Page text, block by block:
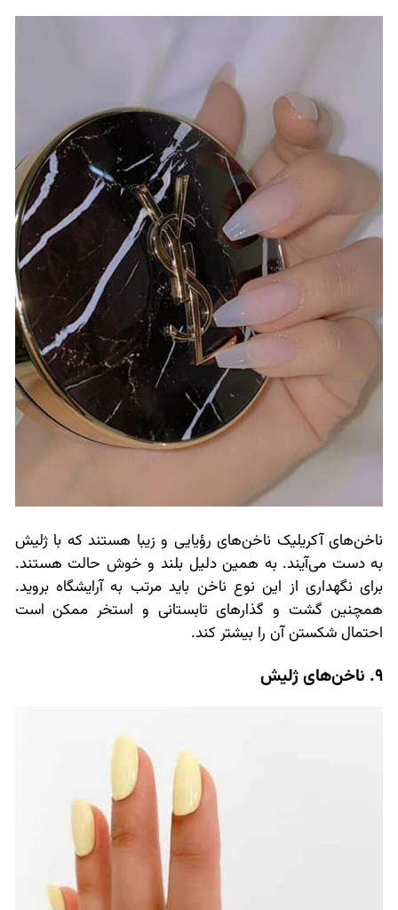
ناخن‌های آکریلیک ناخن‌های رؤیایی و زیبا هستند که با ژلیش
به دست می‌آیند. به همین دلیل بلند و خوش حالت هستند.
برای نگهداری از این نوع ناخن باید مرتب به آرایشگاه بروید.
همچنین گشت و گذارهای تابستانی و استخر ممکن است
احتمال شکستن آن را بیشتر کند.
9. ناخن‌های ژلیش